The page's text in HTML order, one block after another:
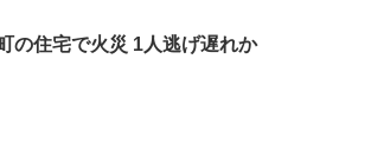
の住宅で火災 1人逃げ遅れか